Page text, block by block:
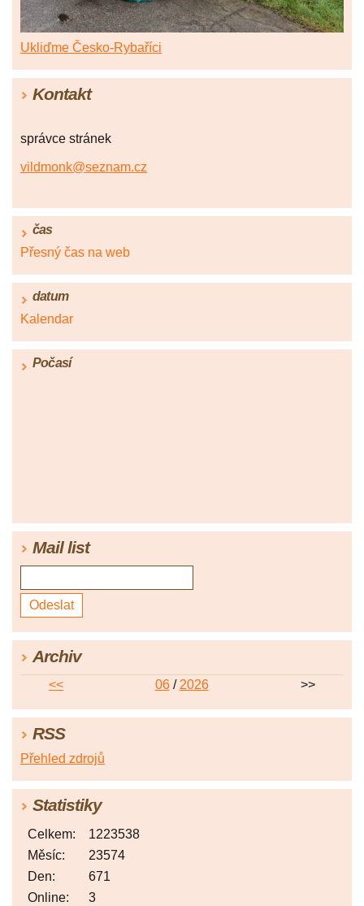
Ukliďme Česko-Rybaříci
Kontakt
správce stránek
vildmonk@seznam.cz
čas
Přesný čas na web
datum
Kalendar
Počasí
Mail list
Archiv
<< 06/ 2026 >>
RSS
Přehled zdrojů
Statistiky
Online: 3
Celkem:
1223538
Měsíc:
23574
Den:
671